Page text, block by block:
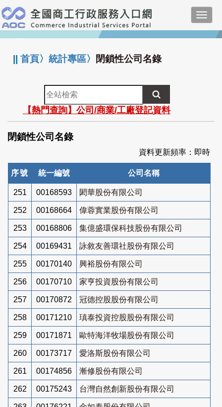
跳
到
主
要
:::
||首頁〉統計專區〉 閉鎖性公司名錄
全
站
檢
索
【熱門查詢】公司/商業/工廠登記資料
閉鎖性公司名錄
資料更新頻率：即時
序號 統一編號 公司名稱
251 00168593 閎華股份有限公司
252 00168664 偉蓉實業股份有限公司
253 00168806 集億盛環保科技股份有限公司
254 00169431 詠敘友善環社股份有限公司
255 00170140 興裕股份有限公司
256 00170710 家亨投資股份有限公司
257 00170872 冠德控股股份有限公司
258 00171210 瑱泰投資控股股份有限公司
259 00171871 歐特海洋牧場股份有限公司
260 00173717 愛洛斯股份有限公司
261 00174856 漸修股份有限公司
262 00175243 台灣自然創新股份有限公司